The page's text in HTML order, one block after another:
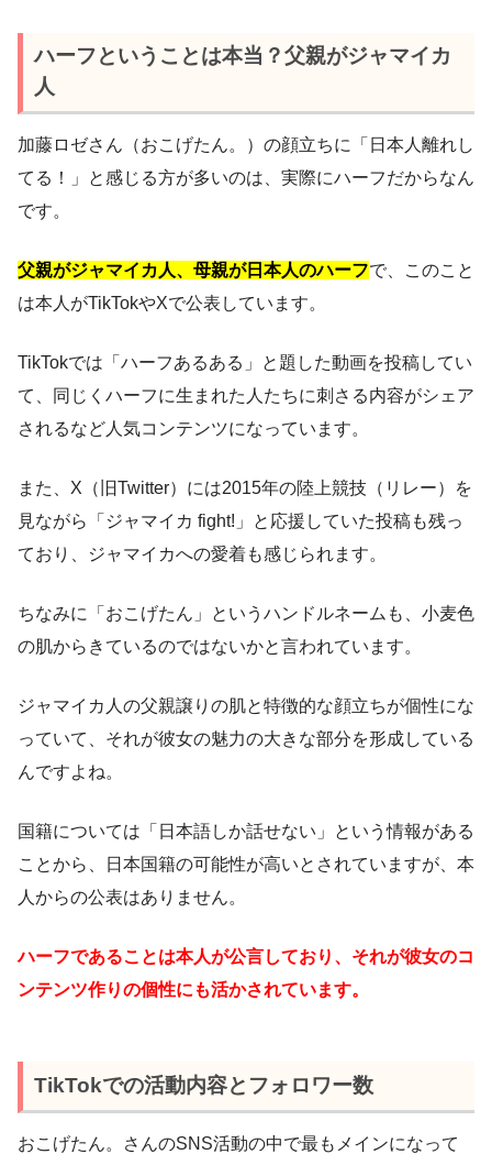
ハーフということは本当？父親がジャマイカ
人
加藤ロゼさん（おこげたん。）の顔立ちに「日本人離れし
てる！」と感じる方が多いのは、実際にハーフだからなん
です。
父親がジャマイカ人、母親が日本人のハーフで、このこと
は本人がTikTokやXで公表しています。
TikTokでは「ハーフあるある」と題した動画を投稿してい
て、同じくハーフに生まれた人たちに刺さる内容がシェア
されるなど人気コンテンツになっています。
また、X（旧Twitter）には2015年の陸上競技（リレー）を
見ながら「ジャマイカ fight!」と応援していた投稿も残っ
ており、ジャマイカへの愛着も感じられます。
ちなみに「おこげたん」というハンドルネームも、小麦色
の肌からきているのではないかと言われています。
ジャマイカ人の父親譲りの肌と特徴的な顔立ちが個性にな
っていて、それが彼女の魅力の大きな部分を形成している
んですよね。
国籍については「日本語しか話せない」という情報がある
ことから、日本国籍の可能性が高いとされていますが、本
人からの公表はありません。
ハーフであることは本人が公言しており、それが彼女のコ
ンテンツ作りの個性にも活かされています。
TikTokでの活動内容とフォロワー数
おこげたん。さんのSNS活動の中で最もメインになって